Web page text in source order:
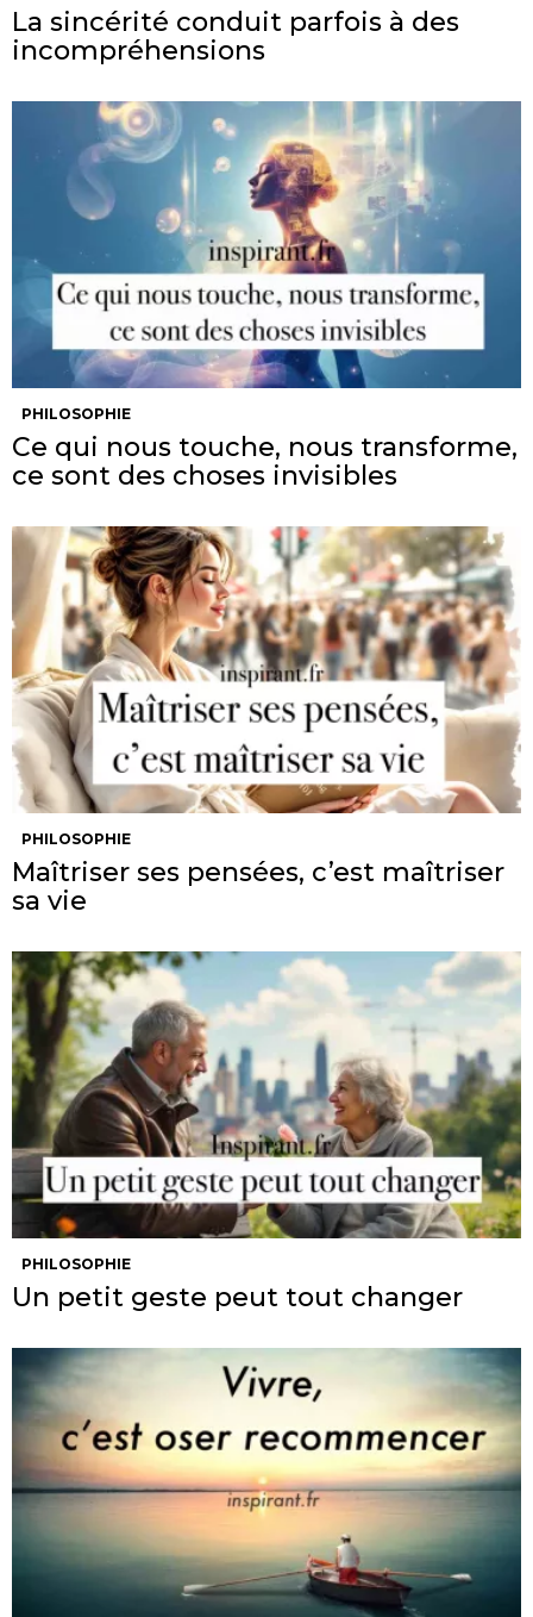
La sincérité conduit parfois à des
incompréhensions
PHILOSOPHIE
Ce qui nous touche, nous transforme,
ce sont des choses invisibles
PHILOSOPHIE
Maîtriser ses pensées, c’est maîtriser
sa vie
PHILOSOPHIE
Un petit geste peut tout changer